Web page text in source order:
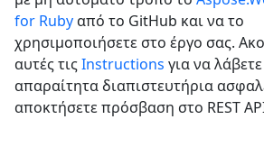
for Rubyαπό το GitHub και να το
χρησιμοποιήσετε στο έργο σας.
αυτές τιςInstructions για να
απαραίτητα διαπιστευτήρια
αποκτήσετε πρόσβαση στο REST